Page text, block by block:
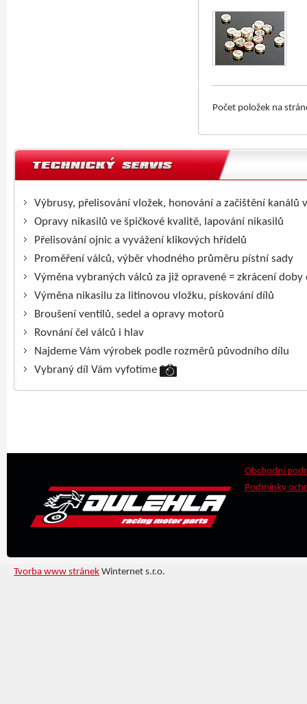
Počet položek na
Výbrusy, přelisování vložek, honování a začištění kanálů
Opravy nikasilů ve špičkové kvalitě, lapování nikasilů
Přelisování ojnic a vyvážení klikových hřídelů
Proměření válců, výběr vhodného průměru pístní sady
Výměna vybraných válců za již opravené = zkrácení doby
Výměna nikasilu za litinovou vložku, pískování dílů
Broušení ventilů, sedel a opravy motorů
Rovnání čel válců i hlav
Najdeme Vám výrobek podle rozměrů původního dílu
Vybraný díl Vám vyfotíme
Obchodní
Podmínky
Tvorba www stránek Winternet s.r.o.